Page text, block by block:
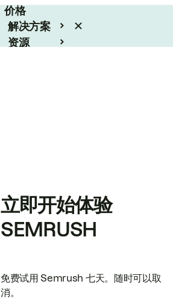
价格
解决方案
资源
立即开始体验
SEMRUSH
免费试用 Semrush 七天。随时可以取
消。